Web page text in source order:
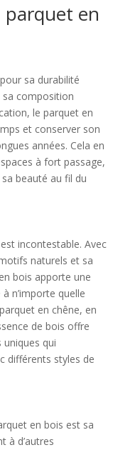
parquet en
sa durabilité
sa composition
le parquet en
et conserver son
années. Cela en
à fort passage,
beauté au fil du
incontestable. Avec
naturels et sa
bois apporte une
n’importe quelle
en chêne, en
de bois offre
qui
différents styles de
en bois est sa
à d’autres